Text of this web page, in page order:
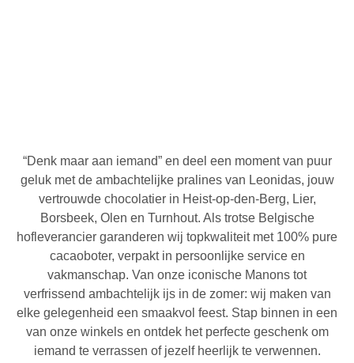
“Denk maar aan iemand” en deel een moment van puur
geluk met de ambachtelijke pralines van Leonidas, jouw
vertrouwde chocolatier in Heist-op-den-Berg, Lier,
Borsbeek, Olen en Turnhout. Als trotse Belgische
hofleverancier garanderen wij topkwaliteit met 100% pure
cacaoboter, verpakt in persoonlijke service en
vakmanschap. Van onze iconische Manons tot
verfrissend ambachtelijk ijs in de zomer: wij maken van
elke gelegenheid een smaakvol feest. Stap binnen in een
van onze winkels en ontdek het perfecte geschenk om
iemand te verrassen of jezelf heerlijk te verwennen.